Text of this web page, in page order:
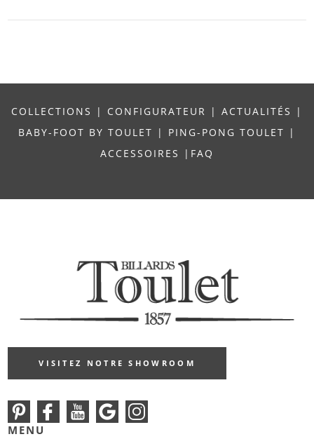
COLLECTIONS | CONFIGURATEUR | ACTUALITÉS
|
BABY-FOOT BY TOULET | PING-PONG TOULET |
ACCESSOIRES
| FAQ
VISITEZ NOTRE SHOWROOM
MENU